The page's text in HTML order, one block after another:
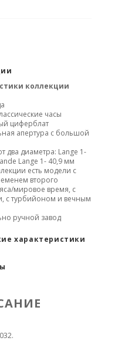
коллекции
часы
циферблат
апертура с большой
два диаметра: Lange 1-
Lange 1- 40,9 мм
есть модели с
второго
мировое время, с
с турбийоном и вечным
ручной завод
характеристики